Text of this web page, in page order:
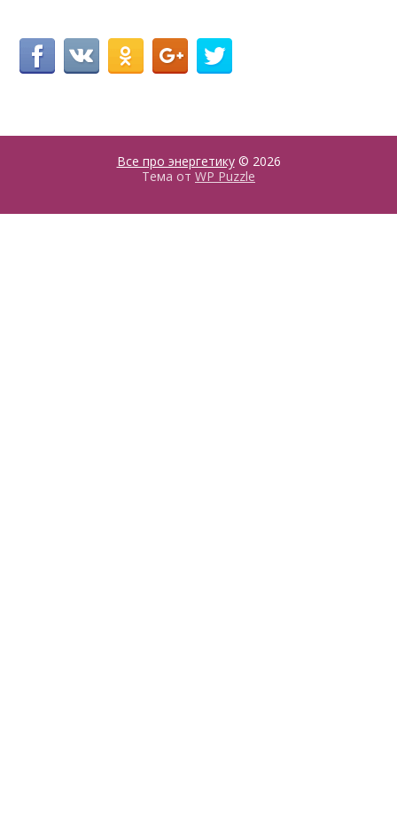
Все про энергетику© 2026
Тема от WP Puzzle